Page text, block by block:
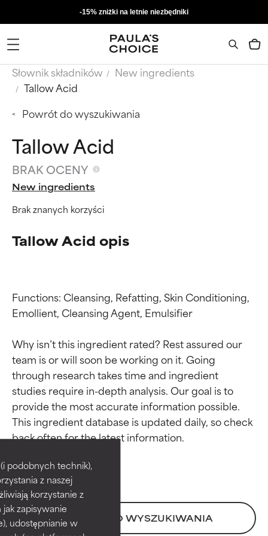
podobnych technik),
z naszej
korzystanie z
zapisywanie
udostępnianie w
-15% zniżki na letnie niezbędniki
Słownik składników
New ingredients
Tallow Acid
Powrót do wyszukiwania
Tallow Acid
BRAK OCENY
New ingredients
Brak znanych korzyści
Tallow Acid opis
Functions: Cleansing, Refatting, Skin Conditioning,
Emollient, Cleansing Agent, Emulsifier
Why isn’t this ingredient rated? Rest assured our
team is or will soon be working on it. Going
through research takes time and ingredient
studies require in-depth analysis. Our goal is to
provide the most accurate information possible.
This ingredient database is updated daily, so check
POWRÓT DO WYSZUKIWANIA
Oceny składników
BEST
Udowodnione i potwierdzone
przez niezależne badania.
Wyjątkowy składnik aktywny
odpowiedni dla większości
typów skóry i problemów
Oceny składników
BEST
Udowodnione i potwierdzone
przez niezależne badania.
Wyjątkowy składnik aktywny
odpowiedni dla większości
typów skóry i problemów